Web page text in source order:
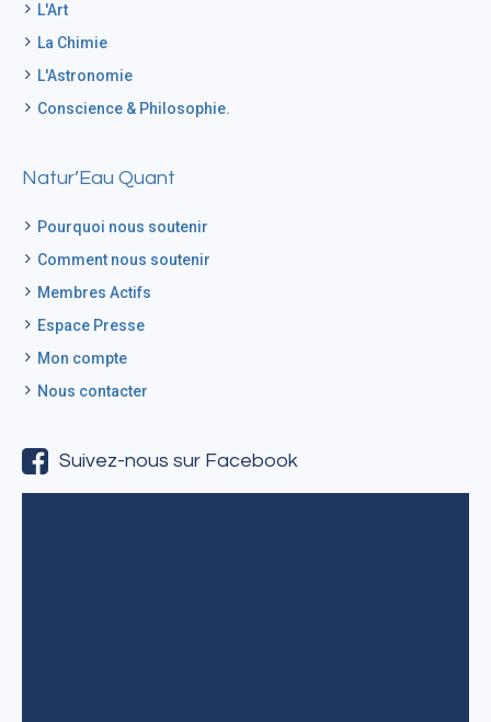
L'Art
La Chimie
L'Astronomie
Conscience & Philosophie.
Natur’Eau Quant
Pourquoi nous soutenir
Comment nous soutenir
Membres Actifs
Espace Presse
Mon compte
Nous contacter
Suivez-nous sur Facebook